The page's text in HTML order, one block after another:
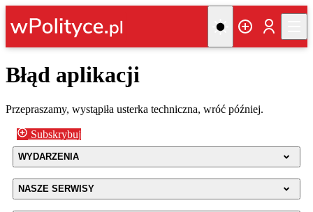
Błąd aplikacji
Przepraszamy, wystąpiła usterka techniczna, wróć później.
Subskrybuj
WYDARZENIA
NASZE SERWISY